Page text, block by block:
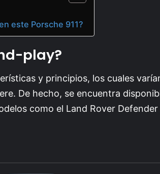
este Porsche 911?
play?
y principios, los cuales
De hecho, se encuentra
como el Land Rover Defender